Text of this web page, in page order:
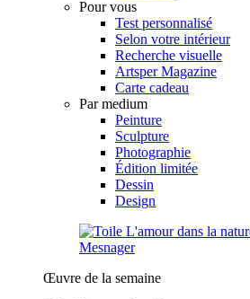
Pour vous
Test personnalisé
Selon votre intérieur
Recherche visuelle
Artsper Magazine
Carte cadeau
Par medium
Peinture
Sculpture
Photographie
Édition limitée
Dessin
Design
Œuvre de la semaine